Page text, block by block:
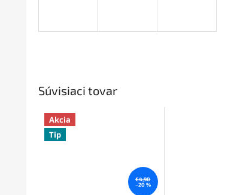
Súvisiaci tovar
Akcia
Tip
€4,90
–20 %